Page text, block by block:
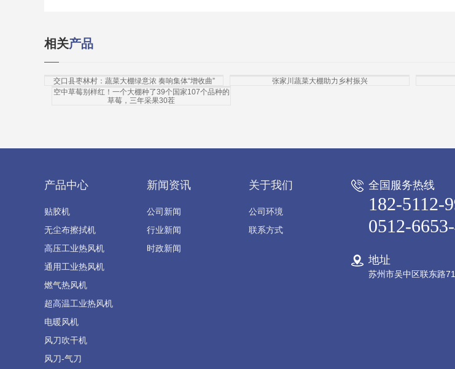
相关产品
交口县枣林村：蔬菜大棚绿意浓 奏响集体“增收曲” 张家川蔬菜大棚助力乡村振兴
空中草莓别样红！一个大棚种了39个国家107个品种的
草莓，三年采果30茬
产品中心
贴胶机
无尘布擦拭机
高压工业热风机
通用工业热风机
燃气热风机
超高温工业热风机
电暖风机
风刀吹干机
风刀-气刀
新闻资讯
公司新闻
行业新闻
时政新闻
关于我们
公司环境
联系方式
全国服务热线
182-5112-
0512-
地址
苏州市吴中区联东路